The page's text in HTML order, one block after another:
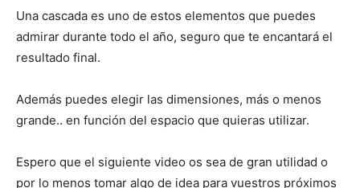
Una cascada es uno de estos elementos que puedes
admirar durante todo el año, seguro que te encantará el
resultado final.
Además puedes elegir las dimensiones, más o menos
grande.. en función del espacio que quieras utilizar.
Espero que el siguiente video os sea de gran utilidad o
por lo menos tomar algo de idea para vuestros próximos